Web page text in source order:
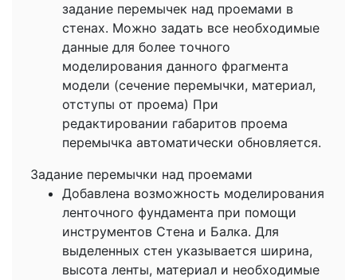
задание перемычек над проемами в
стенах. Можно задать все необходимые
данные для более точного
моделирования данного фрагмента
модели (сечение перемычки, материал,
отступы от проема) При
редактировании габаритов проема
перемычка автоматически обновляется.
Задание перемычки над проемами
Добавлена возможность моделирования
ленточного фундамента при помощи
инструментов Стена и Балка. Для
выделенных стен указывается ширина,
высота ленты, материал и необходимые